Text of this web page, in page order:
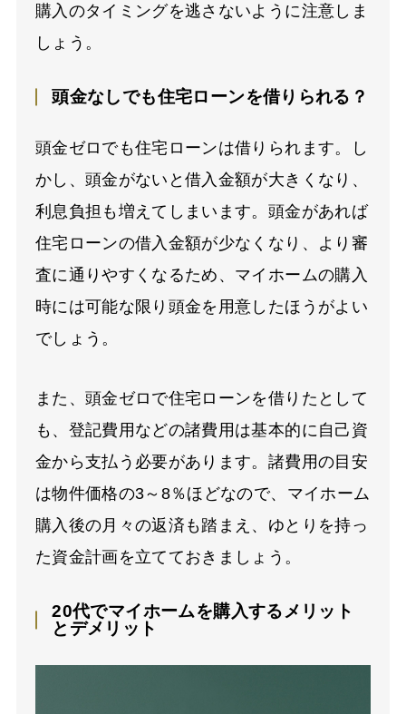
購入のタイミングを逃さないように注意しま
しょう。
頭金なしでも住宅ローンを借りられる？
頭金ゼロでも住宅ローンは借りられます。し
かし、頭金がないと借入金額が大きくなり、
利息負担も増えてしまいます。頭金があれば
住宅ローンの借入金額が少なくなり、より審
査に通りやすくなるため、マイホームの購入
時には可能な限り頭金を用意したほうがよい
でしょう。
また、頭金ゼロで住宅ローンを借りたとして
も、登記費用などの諸費用は基本的に自己資
金から支払う必要があります。諸費用の目安
は物件価格の3～8％ほどなので、マイホーム
購入後の月々の返済も踏まえ、ゆとりを持っ
た資金計画を立てておきましょう。
20代でマイホームを購入するメリット
とデメリット